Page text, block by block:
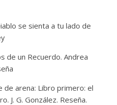
se sienta a tu lado de
de un Recuerdo. Andrea
de arena: Libro primero: el
J. G. González. Reseña.